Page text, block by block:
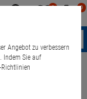
0 0
Angebot zu verbessern
Indem Sie auf
Richtlinien